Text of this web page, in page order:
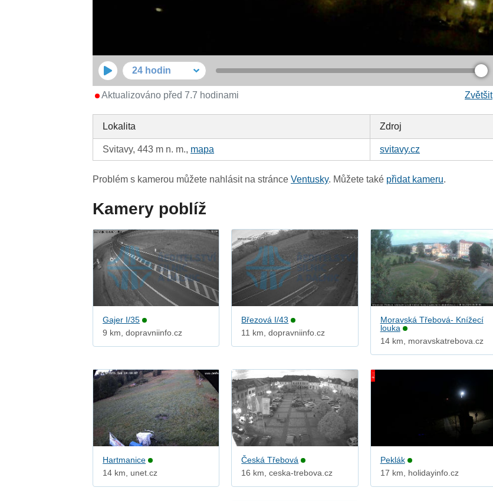
24 hodin
Zvětšit
Aktualizováno před 7.7 hodinami
Lokalita Zdroj
Svitavy, 443 m n. m., mapa svitavy.cz
Problém s kamerou můžete nahlásit na stránceVentusky. Můžete také přidat kameru.
Kamery poblíž
Gajer I/35
9 km, dopravniinfo.cz
Březová I/43
11 km, dopravniinfo.cz
Moravská Třebová- Knížecí
louka
14 km, moravskatrebova.cz
Hartmanice
14 km, unet.cz
Česká Třebová
16 km, ceska-trebova.cz
Peklák
17 km, holidayinfo.cz